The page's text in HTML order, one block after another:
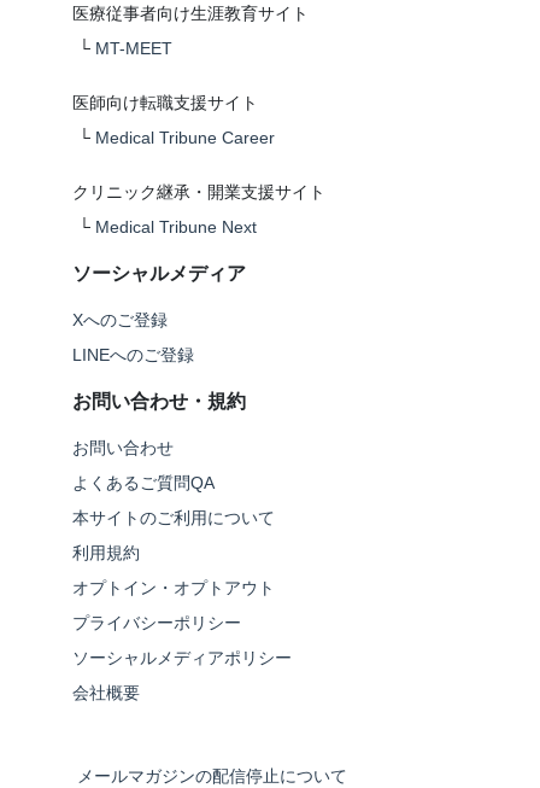
医療従事者向け生涯教育サイト
└ MT-MEET
医師向け転職支援サイト
└ Medical Tribune Career
クリニック継承・開業支援サイト
└ Medical Tribune Next
ソーシャルメディア
Xへのご登録
LINEへのご登録
お問い合わせ・規約
お問い合わせ
よくあるご質問QA
本サイトのご利用について
利用規約
オプトイン・オプトアウト
プライバシーポリシー
ソーシャルメディアポリシー
会社概要
メールマガジンの配信停止について